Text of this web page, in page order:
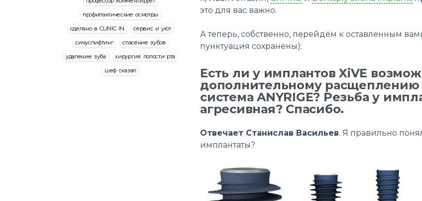
профилактические осмотры
сделано в CLINIC IN
сервис и уют
синуслифтинг
спасение зубов
удаление зуба
хирургия полости рта
шеф сказал
это для вас важно.
А теперь, собственно, перейдём к оставленным
пунктуация сохранены):
Есть ли у имплантов XiVE
дополнительному расщеплению
система ANYRIGE? Резьба у
агресивная? Спасибо.
Отвечает Станислав Васильев. Я правильно
имплантаты?